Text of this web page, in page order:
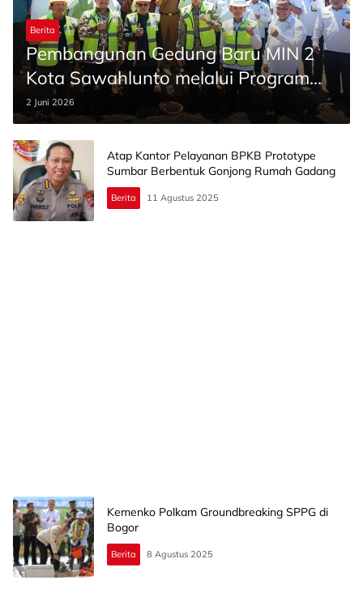
Berita
Pembangunan Gedung Baru MIN 2
Kota Sawahlunto melalui Program
SBSN Dimulai
2 Juni 2026
Atap Kantor Pelayanan BPKB Prototype
Sumbar Berbentuk Gonjong Rumah Gadang
Berita 11 Agustus 2025
Kemenko Polkam Groundbreaking SPPG di
Bogor
Berita 8 Agustus 2025